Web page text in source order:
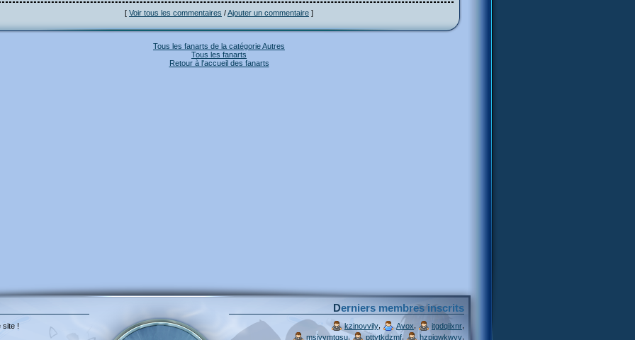
[ Voir tous les commentaires /Ajouter un commentaire ]
Tous les fanarts de la catégorie Autres
Tous les fanarts
Retour à l'accueil des fanarts
site !
Derniers membres inscrits
kzinovvily Avox itgdqiixnr
msivymtqsu, pttytkdzmf, hzpjqwkwvv